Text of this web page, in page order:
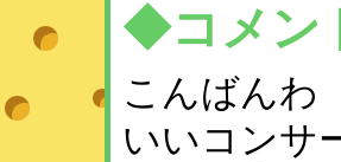
◆コメン
こんばんわ
いいコンサ